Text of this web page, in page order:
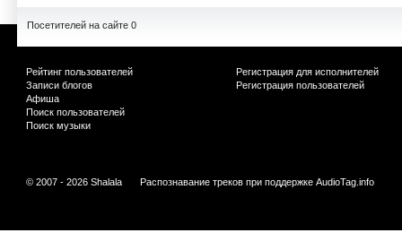
Посетителей на сайте 0
Рейтинг пользователей
Записи блогов
Афиша
Поиск пользователей
Поиск музыки
Регистрация для исполнителей
Регистрация пользователей
© 2007 - 2026 Shalala Распознавание треков при поддержке AudioTag.info